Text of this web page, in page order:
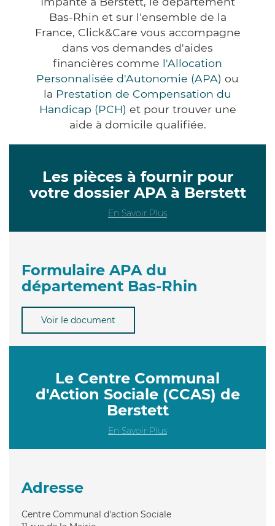
Bas-Rhin et sur l'ensemble de la
France, Click&Care vous accompagne
dans vos demandes d'aides
financières comme l'Allocation
Personnalisée d'Autonomie (APA) ou
la Prestation de Compensation du
Handicap (PCH) et pour trouver une
aide à domicile qualifiée.
Les pièces à fournir pour
votre dossier APA à Berstett
En Savoir Plus
Formulaire APA du
département Bas-Rhin
Voir le document
Le Centre Communal
d'Action Sociale (CCAS) de
Berstett
En Savoir Plus
Adresse
Centre Communal d'action Sociale